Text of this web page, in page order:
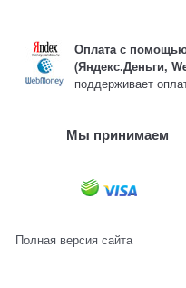
Оплата с
(Яндекс.Деньги,
поддерживает
Мы принимаем
Полная версия сайта